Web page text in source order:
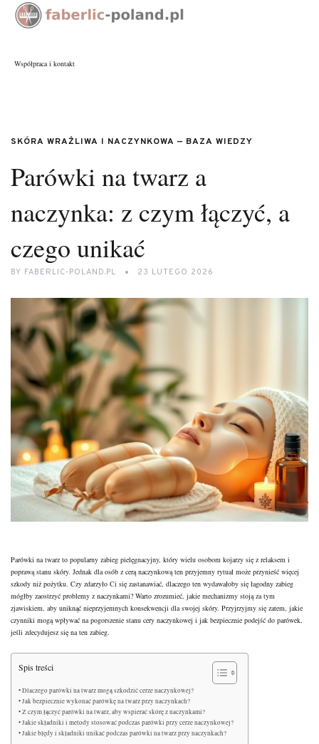
Współpraca i kontakt
SKÓRA WRAŻLIWA I NACZYNKOWA — BAZA WIEDZY
Parówki na twarz a
naczynka: z czym łączyć, a
czego unikać
BY FABERLIC-POLAND.PL 23 LUTEGO 2026
Parówki na twarz to popularny zabieg pielęgnacyjny, który wielu osobom kojarzy się z relaksem i
poprawą stanu skóry. Jednak dla osób z cerą naczynkową ten przyjemny rytuał może przynieść więcej
szkody niż pożytku. Czy zdarzyło Ci się zastanawiać, dlaczego ten wydawałoby się łagodny zabieg
mógłby zaostrzyć problemy z naczynkami? Warto zrozumieć, jakie mechanizmy stoją za tym
zjawiskiem, aby uniknąć nieprzyjemnych konsekwencji dla swojej skóry. Przyjrzyjmy się zatem, jakie
czynniki mogą wpływać na pogorszenie stanu cery naczynkowej i jak bezpiecznie podejść do parówek,
jeśli zdecydujesz się na ten zabieg.
Spis treści
Dlaczego parówki na twarz mogą szkodzić cerze naczynkowej?
Jak bezpiecznie wykonać parówkę na twarz przy naczynkach?
Z czym łączyć parówki na twarz, aby wspierać skórę z naczynkami?
Jakie składniki i metody stosować podczas parówki przy cerze naczynkowej?
Jakie błędy i składniki unikać podczas parówki na twarz przy naczynkach?